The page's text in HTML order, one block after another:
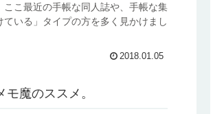
こ最近の手帳な同人誌や、手帳な集
いる」タイプの方を多く見かけまし
2018.01.05
魔のススメ。